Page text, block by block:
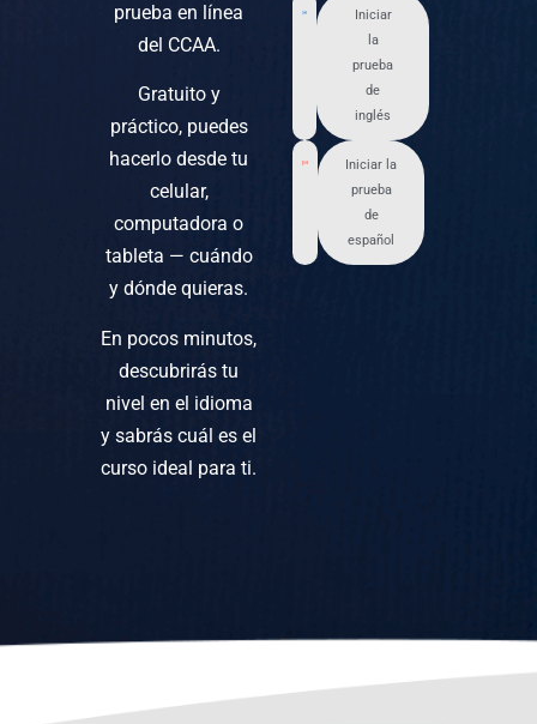
prueba en línea
del CCAA.
Gratuito y
práctico, puedes
hacerlo desde tu
celular,
computadora o
tableta — cuándo
y dónde quieras.
En pocos minutos,
descubrirás tu
nivel en el idioma
y sabrás cuál es el
curso ideal para ti.
Iniciar
la
prueba
de
inglés
Iniciar la
prueba
de
español